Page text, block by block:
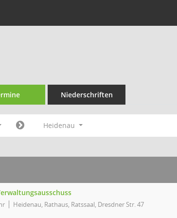
Niederschriften
Heidenau
Heidenau, Rathaus, Ratssaal, Dresdner Str. 47